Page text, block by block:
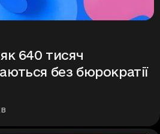
640 тисяч
без бюрократії